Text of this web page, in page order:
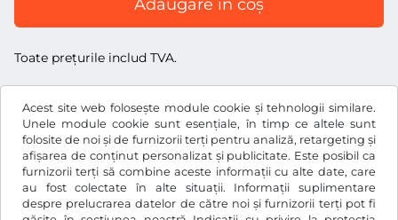
Acest site web folosește module cookie și tehnologii similare.
Unele module cookie sunt esențiale, în timp ce altele sunt
folosite de noi și de furnizorii terți pentru analiză, retargeting și
afișarea de conținut personalizat și publicitate. Este posibil ca
furnizorii terți să combine aceste informații cu alte date, care
au fost colectate în alte situații. Informații suplimentare
despre prelucrarea datelor de către noi și furnizorii terți pot fi
Adăugare în coș
Toate prețurile includ TVA.
TL ₺TRY
Facebook Instagram